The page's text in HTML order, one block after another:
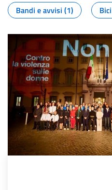
Bandi e avvisi (1)